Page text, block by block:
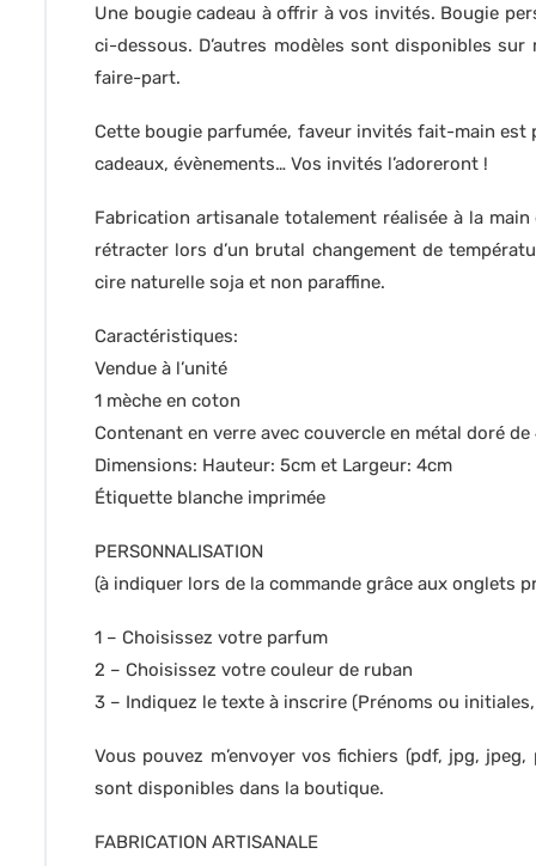
Une bougie cadeau à offrir à vos invités. Bougie
ci-dessous. D’autres modèles sont disponibles
faire-part.
Cette bougie parfumée, faveur invités fait-main est
cadeaux, évènements… Vos invités l’adoreront !
Fabrication artisanale totalement réalisée à la
rétracter lors d’un brutal changement de
cire naturelle soja et non paraffine.
Caractéristiques:
Vendue à l’unité
1 mèche en coton
Contenant en verre avec couvercle en métal doré de
Dimensions: Hauteur: 5cm et Largeur: 4cm
Étiquette blanche imprimée
PERSONNALISATION
(à indiquer lors de la commande grâce aux onglets
1 – Choisissez votre parfum
2 – Choisissez votre couleur de ruban
3 – Indiquez le texte à inscrire (Prénoms ou
Vous pouvez m’envoyer vos fichiers (pdf, jpg,
sont disponibles dans la boutique.
FABRICATION ARTISANALE